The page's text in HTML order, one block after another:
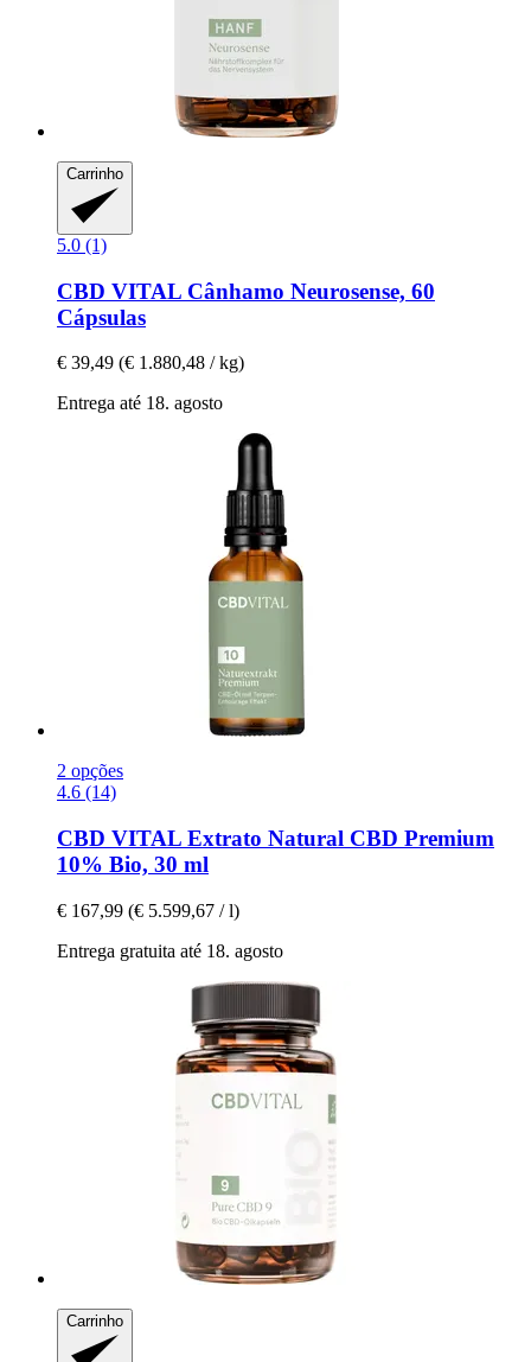
Carrinho
5.0 (1)
CBD VITAL Cânhamo Neurosense, 60
Cápsulas
€ 39,49 (€ 1.880,48 / kg)
Entrega até 18. agosto
2 opções
4.6 (14)
CBD VITAL Extrato Natural CBD Premium
10% Bio, 30 ml
€ 167,99 (€ 5.599,67 / l)
Entrega gratuita até 18. agosto
Carrinho